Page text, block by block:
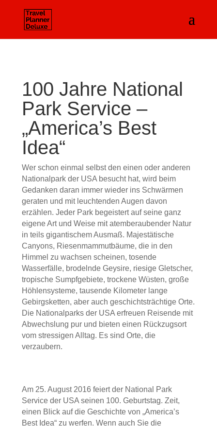
100 Jahre National
Park Service –
„America’s Best
Idea“
Wer schon einmal selbst den einen oder anderen
Nationalpark der USA besucht hat, wird beim
Gedanken daran immer wieder ins Schwärmen
geraten und mit leuchtenden Augen davon
erzählen. Jeder Park begeistert auf seine ganz
eigene Art und Weise mit atemberaubender Natur
in teils gigantischem Ausmaß. Majestätische
Canyons, Riesenmammutbäume, die in den
Himmel zu wachsen scheinen, tosende
Wasserfälle, brodelnde Geysire, riesige Gletscher,
tropische Sumpfgebiete, trockene Wüsten, große
Höhlensysteme, tausende Kilometer lange
Gebirgsketten, aber auch geschichtsträchtige Orte.
Die Nationalparks der USA erfreuen Reisende mit
Abwechslung pur und bieten einen Rückzugsort
vom stressigen Alltag. Es sind Orte, die
verzaubern.
Am 25. August 2016 feiert der National Park
Service der USA seinen 100. Geburtstag. Zeit,
einen Blick auf die Geschichte von „America’s
Best Idea“ zu werfen. Wenn auch Sie die